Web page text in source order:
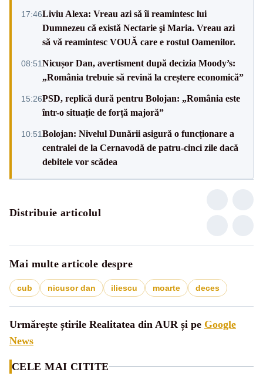
17:46Liviu Alexa: Vreau azi sǎ îi reamintesc lui
Dumnezeu cǎ existǎ Nectarie şi Maria. Vreau azi
sǎ vǎ reamintesc VOUǍ care e rostul Oamenilor.
08:51Nicușor Dan, avertisment după decizia Moody’s:
„România trebuie să revină la creștere economică”
15:26PSD, replică dură pentru Bolojan: „România este
într-o situație de forță majoră”
10:51Bolojan: Nivelul Dunării asigură o funcționare a
centralei de la Cernavodă de patru-cinci zile dacă
debitele vor scădea
Distribuie articolul
Mai multe articole despre
cub nicusor dan iliescu moarte deces
Urmărește știrile Realitatea din AUR și pe Google
News
CELE MAI CITITE